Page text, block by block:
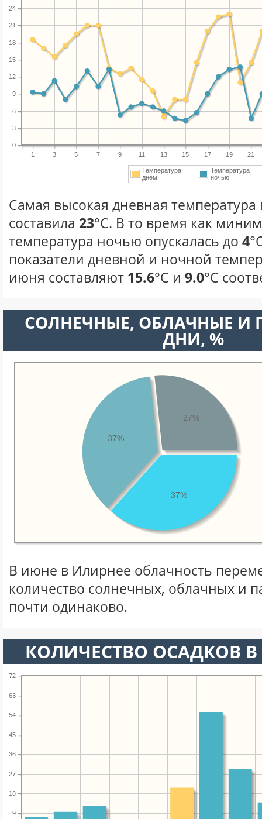
1 3 5 7 9 11 13 15 17 19 21
0
3
6
9
12
15
18
21
24
Температура
днем
Температура
ночью
Самая высокая дневная
составила 23°С. В то время как
температура ночью опускалась до 4
показатели дневной и ночной
июня составляют 15.6°С и 9.0°С
CОЛНЕЧНЫЕ, ОБЛАЧНЫЕ И
ДНИ, %
37%
37%
27%
В июне в Илирнее облачность
количество солнечных, облачных и
почти одинаково.
КОЛИЧЕСТВО ОСАДКОВ
9
18
27
36
45
54
63
72